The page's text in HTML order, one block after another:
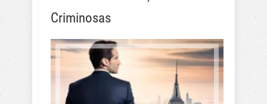
Criminosas